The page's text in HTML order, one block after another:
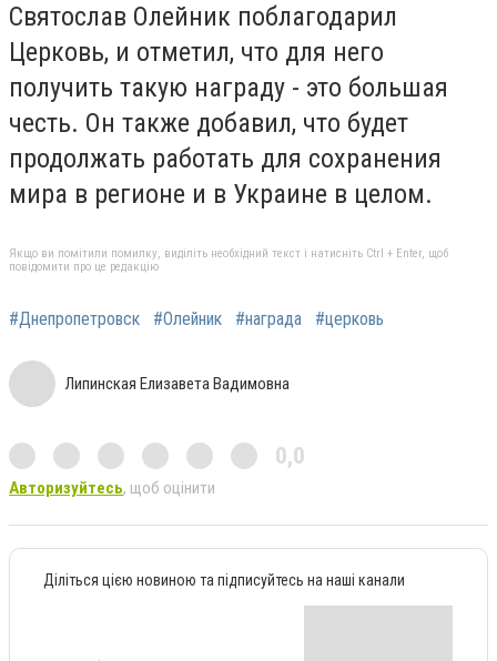
Святослав Олейник поблагодарил
Церковь, и отметил, что для него
получить такую ​​награду - это большая
честь. Он также добавил, что будет
продолжать работать для сохранения
мира в регионе и в Украине в целом.
Якщо ви помітили помилку, виділіть необхідний текст і натисніть Ctrl + Enter, щоб
повідомити про це редакцію
#Днепропетровск #Олейник #награда #церковь
Липинская Елизавета Вадимовна
0,0
Авторизуйтесь, щоб оцінити
Діліться цією новиною та підписуйтесь на наші канали